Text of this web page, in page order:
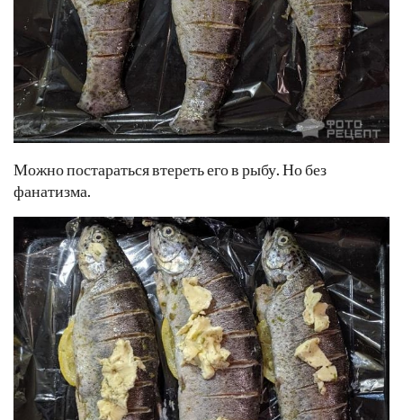
Можно постараться втереть его в рыбу. Но без
фанатизма.